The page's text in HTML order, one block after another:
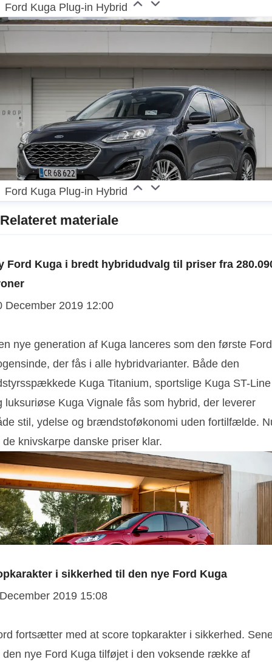
Ford Kuga Plug-in Hybrid
Ford Kuga Plug-in Hybrid
Relateret materiale
Ford Kuga i bredt hybridudvalg til priser fra
December 2019 12:00
nye generation af Kuga lanceres som den første Ford
der fås i alle hybridvarianter. Både den
Kuga Titanium, sportslige Kuga ST-Line
luksuriøse Kuga Vignale fås som hybrid, der leverer
stil, ydelse og brændstoføkonomi uden fortilfælde.
de knivskarpe danske priser klar.
i sikkerhed til den nye Ford Kuga
2019 15:08
fortsætter med at score topkarakter i sikkerhed.
den nye Ford Kuga tilføjet i den voksende række af